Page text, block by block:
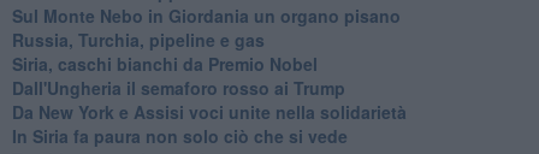
Sul Monte Nebo in Giordania un organo pisano
Russia, Turchia, pipeline e gas
Siria, caschi bianchi da Premio Nobel
Dall'Ungheria il semaforo rosso ai Trump
Da New York e Assisi voci unite nella solidarietà
In Siria fa paura non solo ciò che si vede